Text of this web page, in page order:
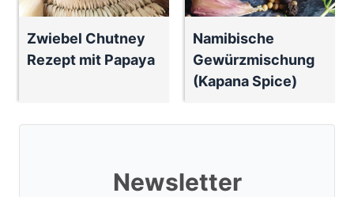
Zwiebel Chutney
Rezept mit Papaya
Namibische
Gewürzmischung
(Kapana Spice)
Newsletter